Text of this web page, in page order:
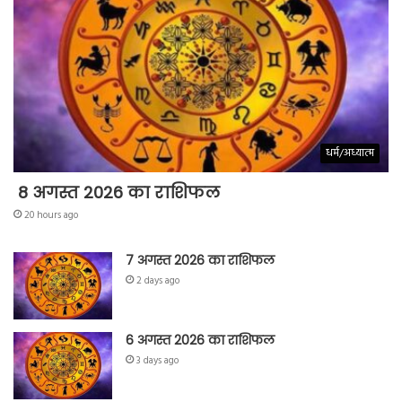
धर्म/अध्यात्म
8 अगस्त 2026 का राशिफल
20 hours ago
7 अगस्त 2026 का राशिफल
2 days ago
6 अगस्त 2026 का राशिफल
3 days ago